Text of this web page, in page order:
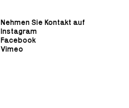
Nehmen Sie Kontakt auf
Instagram
Facebook
Vimeo